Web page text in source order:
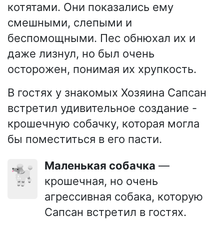
котятами. Они показались ему
смешными, слепыми и
беспомощными. Пес обнюхал их и
даже лизнул, но был очень
осторожен, понимая их хрупкость.
В гостях у знакомых Хозяина Сапсан
встретил удивительное создание -
крошечную собачку, которая могла
бы поместиться в его пасти.
🐩 Маленькая собачка —
крошечная, но очень
агрессивная собака, которую
Сапсан встретил в гостях.